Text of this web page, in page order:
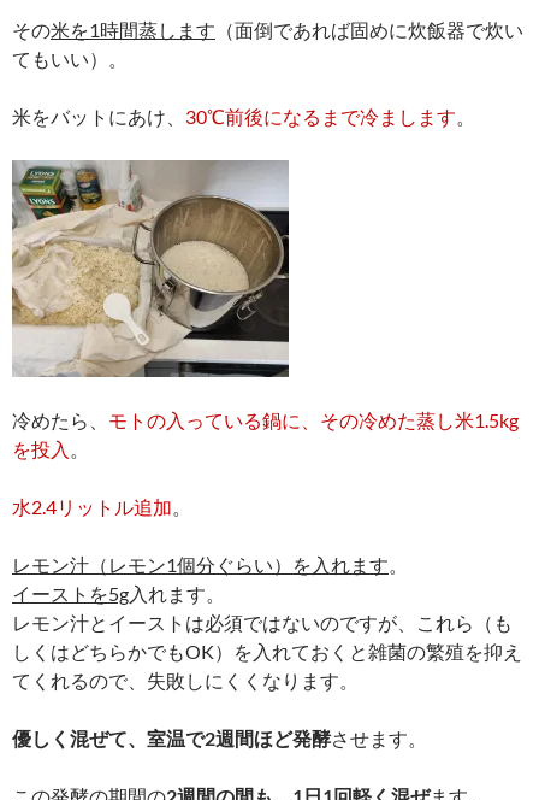
その米を1時間蒸します （面倒であれば固めに炊飯器で炊い
てもいい）。
米をバットにあけ、 30℃前後になるまで冷まします。
冷めたら、 モトの入っている鍋に、その冷めた蒸し米1.5kg
を投入 。
水2.4リットル追加。
レモン汁（レモン1個分ぐらい）を入れます。
イーストを5g入れます。
レモン汁とイーストは必須ではないのですが、これら（も
しくはどちらかでもOK）を入れておくと雑菌の繁殖を抑え
てくれるので、失敗しにくくなります。
優しく混ぜて、室温で2週間ほど発酵させます。